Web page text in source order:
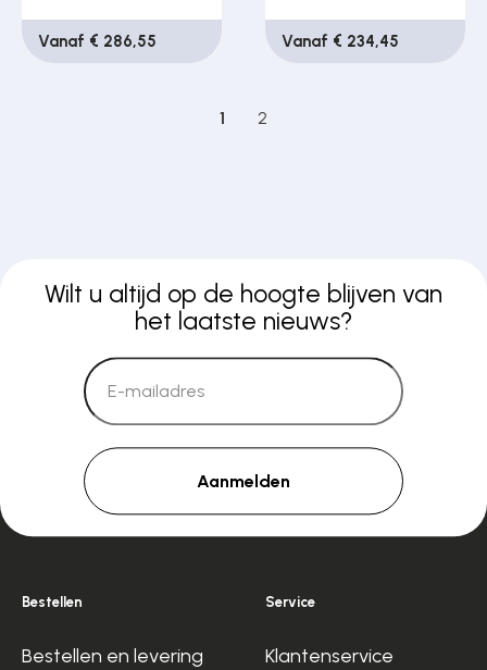
Vanaf € 286,55 Vanaf € 234,45
1 2
Wilt u altijd op de hoogte blijven van
het laatste nieuws?
Aanmelden
Bestellen
Bestellen en levering
Service
Klantenservice